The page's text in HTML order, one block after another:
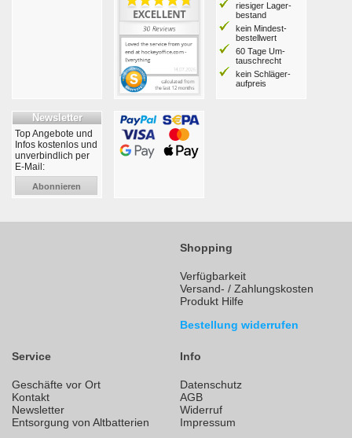
riesiger Lager­
bestand
kein Mindest­
bestell­wert
60 Tage Um­
tausch­recht
kein Schläger­
aufpreis
Newsletter
Top Angebote und
Infos kostenlos und
unverbindlich per
E-Mail:
Abonnieren
Shopping
Verfügbarkeit
Versand- / Zahlungskosten
Produkt Hilfe
Bestellung widerrufen
Service
Geschäfte vor Ort
Kontakt
Newsletter
Entsorgung von Altbatterien
Info
Datenschutz
AGB
Widerruf
Impressum